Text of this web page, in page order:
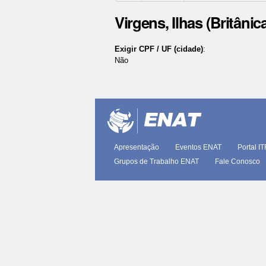
Virgens, Ilhas
Exigir CPF / UF (cidade):
Não
documento
Apresentação Eventos ENAT Portal
Grupos de Trabalho ENAT
Fale Conosco